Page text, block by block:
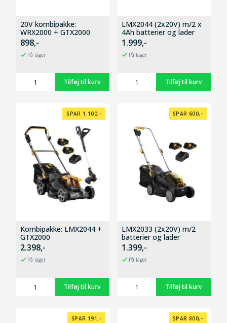
20V kombipakke:
WRX2000 + GTX2000
898,-
På lager
LMX2044 (2x20V) m/2 x
4Ah batterier og lader
1.999,-
På lager
SPAR 1.100,-
Kombipakke: LMX2044 +
GTX2000
2.398,-
På lager
SPAR 600,-
LMX2033 (2x20V) m/2
batterier og lader
1.399,-
På lager
SPAR 191,- SPAR 800,-